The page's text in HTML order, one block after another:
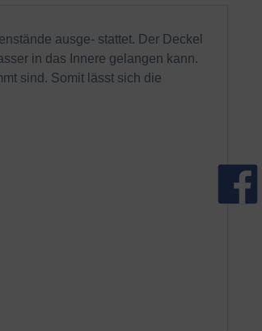
ausge- stattet. Der Deckel
in das Innere gelangen kann.
sind. Somit lässt sich die